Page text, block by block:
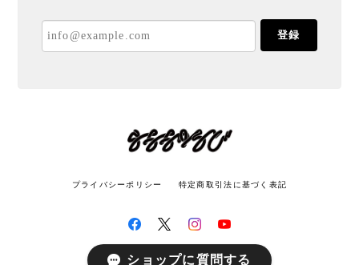
登録
プライバシーポリシー 特定商取引法に基づく表記
© LATITUDE All rights reserved.
ショップに質問する